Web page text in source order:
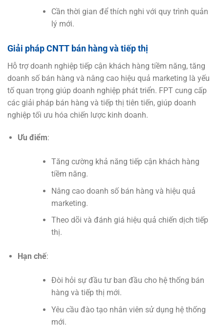
Cần thời gian để thích nghi với quy trình quản
lý mới.
Giải pháp CNTT bán hàng và tiếp thị
Hỗ trợ doanh nghiệp tiếp cận khách hàng tiềm năng, tăng
doanh số bán hàng và nâng cao hiệu quả marketing là yếu
tố quan trọng giúp doanh nghiệp phát triển. FPT cung cấp
các giải pháp bán hàng và tiếp thị tiên tiến, giúp doanh
nghiệp tối ưu hóa chiến lược kinh doanh.
Ưu điểm:
Tăng cường khả năng tiếp cận khách hàng
tiềm năng.
Nâng cao doanh số bán hàng và hiệu quả
marketing.
Theo dõi và đánh giá hiệu quả chiến dịch tiếp
thị.
Hạn chế:
Đòi hỏi sự đầu tư ban đầu cho hệ thống bán
hàng và tiếp thị mới.
Yêu cầu đào tạo nhân viên sử dụng hệ thống
mới.